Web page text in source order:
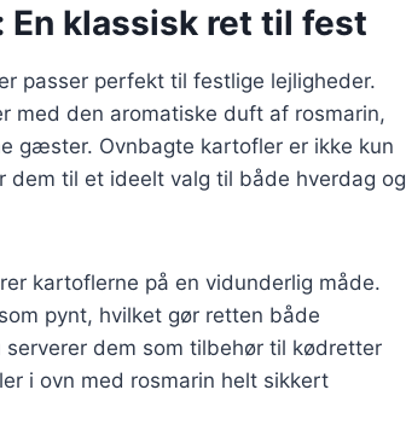
En klassisk ret til fest
passer perfekt til festlige lejligheder.
med den aromatiske duft af rosmarin,
gæster. Ovnbagte kartofler er ikke kun
til et ideelt valg til både hverdag og
kartoflerne på en vidunderlig måde.
pynt, hvilket gør retten både
dem som tilbehør til kødretter
i ovn med rosmarin helt sikkert